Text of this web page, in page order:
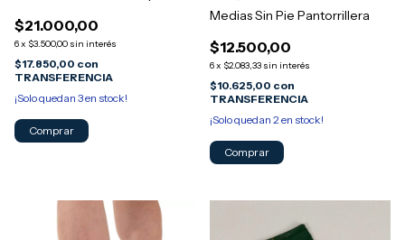
$21.000,00
6x $3.500,00 sin interés
$17.850,00 con
TRANSFERENCIA
¡Solo quedan 3en stock!
Medias Sin Pie Pantorrillera
$12.500,00
6x $2.083,33 sin interés
$10.625,00 con
TRANSFERENCIA
¡Solo quedan 2 en stock!
Comprar